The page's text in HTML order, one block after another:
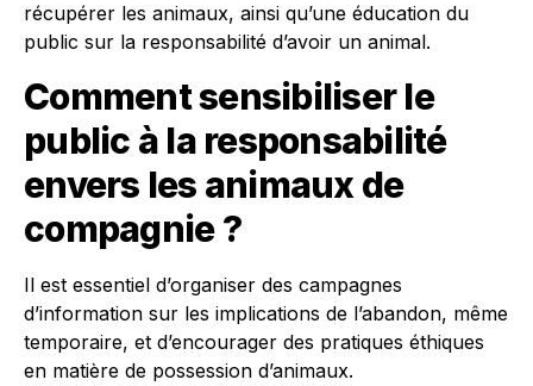
récupérer les animaux, ainsi qu’une éducation du
public sur la responsabilité d’avoir un animal.
Comment sensibiliser le
public à la responsabilité
envers les animaux de
compagnie ?
Il est essentiel d’organiser des campagnes
d’information sur les implications de l’abandon, même
temporaire, et d’encourager des pratiques éthiques
en matière de possession d’animaux.